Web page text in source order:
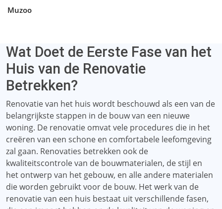
Muzoo
Wat Doet de Eerste Fase van het
Huis van de Renovatie
Betrekken?
Renovatie van het huis wordt beschouwd als een van de
belangrijkste stappen in de bouw van een nieuwe
woning. De renovatie omvat vele procedures die in het
creëren van een schone en comfortabele leefomgeving
zal gaan. Renovaties betrekken ook de
kwaliteitscontrole van de bouwmaterialen, de stijl en
het ontwerp van het gebouw, en alle andere materialen
die worden gebruikt voor de bouw. Het werk van de
renovatie van een huis bestaat uit verschillende fasen,